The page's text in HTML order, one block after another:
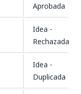
Aprobada
Idea -
Rechazada
Idea -
Duplicada